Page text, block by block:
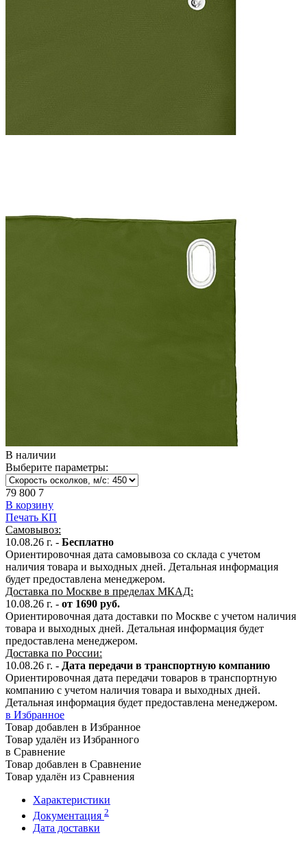
В наличии
Выберите параметры:
79 800 7
В корзину
Печать КП
Самовывоз:
10.08.26 г. - Бесплатно
Ориентировочная дата самовывоза со склада с учетом
наличия товара и выходных дней. Детальная информация
будет предоставлена менеджером.
Доставка по Москве в пределах МКАД:
10.08.26 г. - от 1690 руб.
Ориентировочная дата доставки по Москве с учетом наличия
товара и выходных дней. Детальная информация будет
предоставлена менеджером.
Доставка по России:
10.08.26 г. - Дата передачи в транспортную компанию
Ориентировочная дата передачи товаров в транспортную
компанию с учетом наличия товара и выходных дней.
Детальная информация будет предоставлена менеджером.
в Избранное
Товар добавлен в Избранное
Товар удалён из Избранного
в Сравнение
Товар добавлен в Сравнение
Товар удалён из Сравнения
Характеристики
Документация 2
Дата доставки